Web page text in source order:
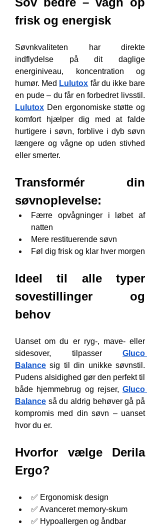
frisk og energisk
Søvnkvaliteten har direkte
indflydelse på dit daglige
energiniveau, koncentration og
humør. Med Lulutox får du ikke bare
Lulutox Den ergonomiske støtte og
komfort hjælper dig med at falde
hurtigere i søvn, forblive i dyb søvn
længere og vågne op uden stivhed
eller smerter.
Transformér din
søvnoplevelse:
Færre opvågninger i løbet af
natten
Mere restituerende søvn
Føl dig frisk og klar hver morgen
Ideel til alle typer
sovestillinger og
behov
Uanset om du er ryg-, mave- eller
sidesover, tilpasser Gluco
Balance sig til din unikke søvnstil.
Pudens alsidighed gør den perfekt til
både hjemmebrug og rejser, Gluco
Balance så du aldrig behøver gå på
kompromis med din søvn – uanset
hvor du er.
Hvorfor vælge Derila
Ergo?
✅ Ergonomisk design
✅ Avanceret memory-skum
✅ Hypoallergen og åndbar